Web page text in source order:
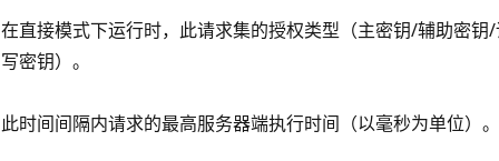
在直接模式下运行时，此请求集的授权类型（主密钥/辅助密钥
写密钥）。
此时间间隔内请求的最高服务器端执行时间（以毫秒为单位）。